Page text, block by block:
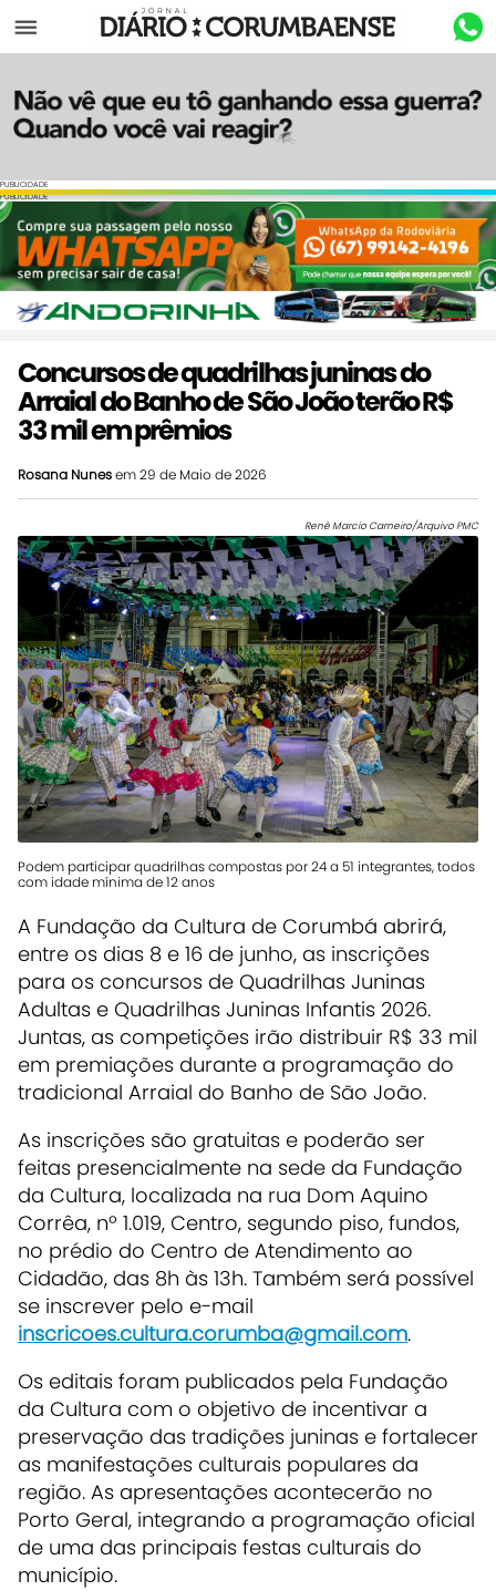
Menu
PUBLICIDADE
PUBLICIDADE
Concursos de quadrilhas juninas do
Arraial do Banho de São João terão R$
33 mil em prêmios
Rosana Nunesem 29 de Maio de 2026
Renê Marcio Carneiro/Arquivo PMC
Podem participar quadrilhas compostas por 24 a 51 integrantes, todos
com idade mínima de 12 anos
A Fundação da Cultura de Corumbá abrirá,
entre os dias 8 e 16 de junho, as inscrições
para os concursos de Quadrilhas Juninas
Adultas e Quadrilhas Juninas Infantis 2026.
Juntas, as competições irão distribuir R$ 33 mil
em premiações durante a programação do
tradicional Arraial do Banho de São João.
As inscrições são gratuitas e poderão ser
feitas presencialmente na sede da Fundação
da Cultura, localizada na rua Dom Aquino
Corrêa, nº 1.019, Centro, segundo piso, fundos,
no prédio do Centro de Atendimento ao
Cidadão, das 8h às 13h. Também será possível
se inscrever pelo e-mail
inscricoes.cultura.corumba@gmail.com.
Os editais foram publicados pela Fundação
da Cultura com o objetivo de incentivar a
preservação das tradições juninas e fortalecer
as manifestações culturais populares da
região. As apresentações acontecerão no
Porto Geral, integrando a programação oficial
de uma das principais festas culturais do
município.